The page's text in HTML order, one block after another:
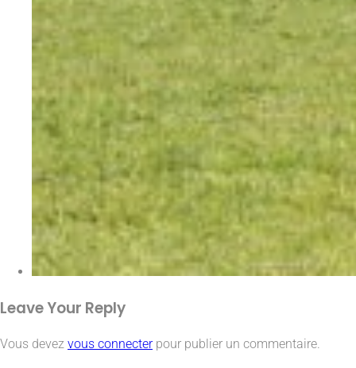
Leave Your Reply
Vous devez vous connecterpour publier un commentaire.